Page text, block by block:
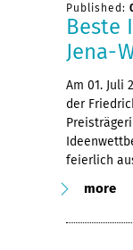
Published:
Beste
Jena-
Am 01. Juli
der
feierlich
more